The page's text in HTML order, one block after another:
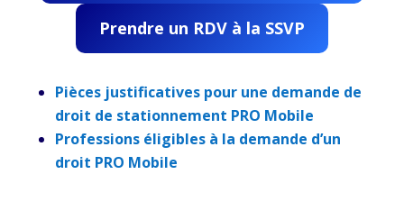
Prendre un RDV à la SSVP
Pièces justificatives pour une demande de
droit de stationnement PRO Mobile
Professions éligibles à la demande d’un
droit PRO Mobile